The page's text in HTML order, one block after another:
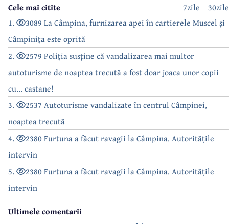
30zile
7zile
Cele mai citite
1.
3089 La Câmpina, furnizarea apei în cartierele Muscel și
Câmpinița este oprită
2.
2579 Poliția susține că vandalizarea mai multor
autoturisme de noaptea trecută a fost doar joaca unor copii
cu... castane!
3.
2537 Autoturisme vandalizate în centrul Câmpinei,
noaptea trecută
4.
2380 Furtuna a făcut ravagii la Câmpina. Autoritățile
intervin
5.
2380 Furtuna a făcut ravagii la Câmpina. Autoritățile
intervin
Ultimele comentarii